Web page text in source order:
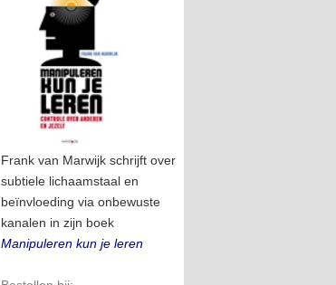
Frank van Marwijk schrijft over
subtiele lichaamstaal en
beïnvloeding via onbewuste
kanalen in zijn boek
Manipuleren kun je leren